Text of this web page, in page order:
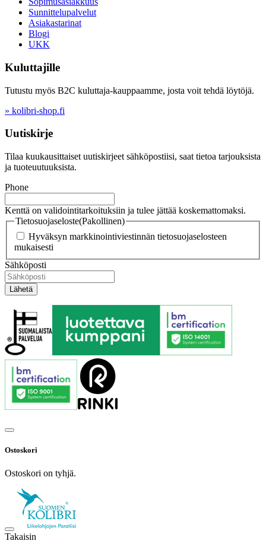
Sunnittelupalvelut
Asiakastarinat
Blogi
UKK
Kuluttajille
Tutustu myös B2C kuluttaja-kauppaamme, josta voit tehdä löytöjä.
» kolibri-shop.fi
Uutiskirje
Tilaa kuukausittaiset uutiskirjeet sähköpostiisi, saat tietoa tarjouksista
ja tuoteuutuuksista.
Phone
Kenttä on validointitarkoituksiin ja tulee jättää koskemattomaksi.
Tietosuojaseloste(Pakollinen)
Hyväksyn markkinointiviestinnän tietosuojaselosteen
mukaisesti
Sähköposti
Ostoskori
Ostoskori on tyhjä.
Takaisin